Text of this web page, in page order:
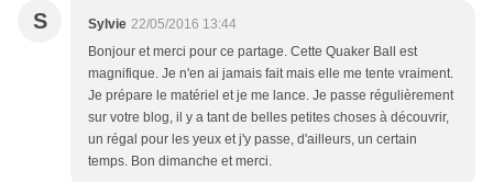
S Sylvie 22/05/2016 13:44
Bonjour et merci pour ce partage. Cette Quaker Ball est
magnifique. Je n'en ai jamais fait mais elle me tente vraiment.
Je prépare le matériel et je me lance. Je passe régulièrement
sur votre blog, il y a tant de belles petites choses à découvrir,
un régal pour les yeux et j'y passe, d'ailleurs, un certain
temps. Bon dimanche et merci.